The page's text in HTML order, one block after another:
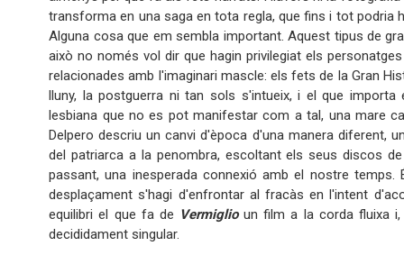
transforma en una saga en tota regla, que fins i tot podria
Alguna cosa que em sembla important. Aquest tipus de
això no només vol dir que hagin privilegiat els
relacionades amb l'imaginari mascle: els fets de la Gran
lluny, la postguerra ni tan sols s'intueix, i el que
lesbiana que no es pot manifestar com a tal, una mare
Delpero descriu un canvi d'època d'una manera diferent,
del patriarca a la penombra, escoltant els seus discos
passant, una inesperada connexió amb el nostre
desplaçament s'hagi d'enfrontar al fracàs en l'intent
equilibri el que fa de Vermiglioun film a la corda fluixa i,
decididament singular.